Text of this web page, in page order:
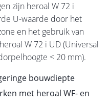
zijn heroal W 72 i
U-waarde door het
en het gebruik van
W 72 i UD (Universal
< 20 mm).
bouwdiepte
met heroal WF- en